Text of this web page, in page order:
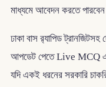
মাধ্যমে আবেদন করতে
ঢাকা বাস র‌্যাপিড
আপডেট পেতে Live MCQ
যদি একই ধরনের সরকারি